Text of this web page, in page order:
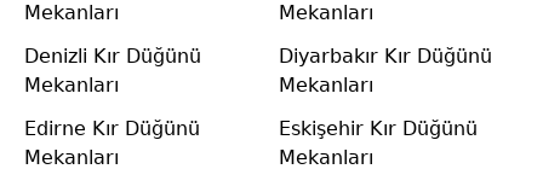
Mekanları
Mekanları
Denizli Kır Düğünü
Mekanları
Diyarbakır Kır Düğünü
Mekanları
Edirne Kır Düğünü
Mekanları
Eskişehir Kır Düğünü
Mekanları